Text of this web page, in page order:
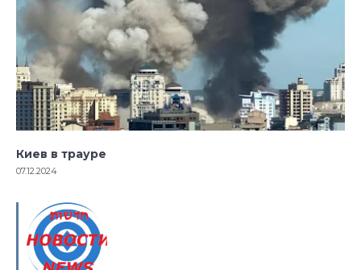
Киев в трауре
07.12.2024